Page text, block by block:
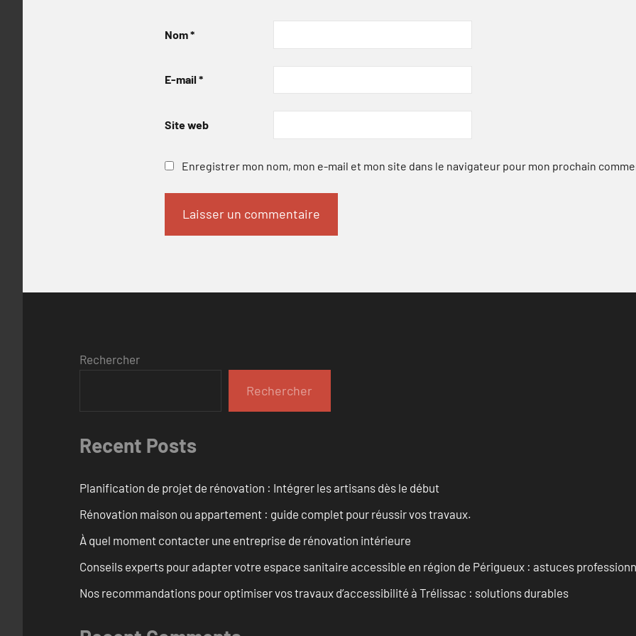
Nom*
E-mail *
Site web
Enregistrer mon nom, mon e-mail et mon site dans le navigateur pour mon prochain
Rechercher
Rechercher
Recent Posts
Planification de projet de rénovation : Intégrer les artisans dès le début
Rénovation maison ou appartement : guide complet pour réussir vos travaux.
À quel moment contacter une entreprise de rénovation intérieure
Conseils experts pour adapter votre espace sanitaire accessible en région de Périgueux : astuces
Nos recommandations pour optimiser vos travaux d’accessibilité à Trélissac : solutions durables